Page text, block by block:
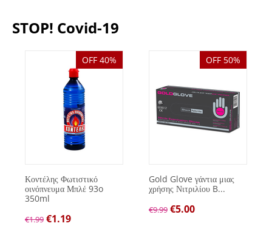
STOP! Covid-19
OFF 40%
Κοντέλης Φωτιστικό
οινόπνευμα Μπλέ 93o
350ml
€1.99 €1.19
OFF 50%
Gold Glove γάντια μιας
χρήσης Νιτριλίου B...
€9.99 €5.00